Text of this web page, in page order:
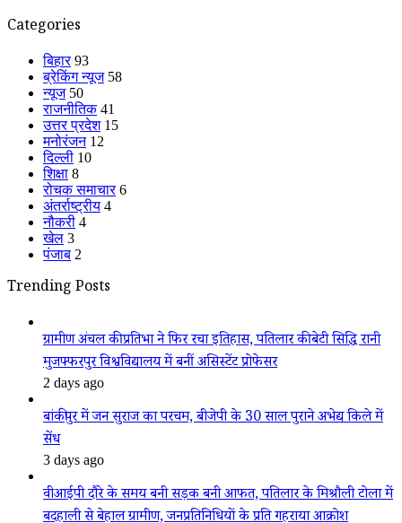
Categories
बिहार 93
ब्रेकिंग न्यूज 58
न्यूज 50
राजनीतिक 41
उत्तर प्रदेश 15
मनोरंजन 12
दिल्ली 10
शिक्षा 8
रोचक समाचार 6
अंतर्राष्ट्रीय 4
नौकरी 4
खेल 3
पंजाब 2
Trending Posts
ग्रामीण अंचल की प्रतिभा ने फिर रचा इतिहास, पतिलार की बेटी सिद्धि रानी
मुजफ्फरपुर विश्वविद्यालय में बनीं असिस्टेंट प्रोफेसर
2 days ago
बांकीपुर में जन सुराज का परचम, बीजेपी के 30 साल पुराने अभेद्य किले में
सेंध
3 days ago
वीआईपी दौरे के समय बनी सड़क बनी आफत, पतिलार के मिश्रौली टोला में
बदहाली से बेहाल ग्रामीण, जनप्रतिनिधियों के प्रति गहराया आक्रोश